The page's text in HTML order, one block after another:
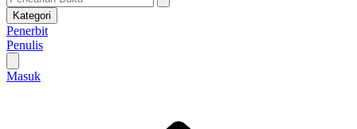
Kategori
Penerbit
Penulis
Masuk